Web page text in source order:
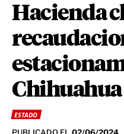
Hacienda
Chihuahua
ESTADO
PUBLICADO EL 02/06/2024